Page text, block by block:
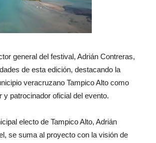
general del festival, Adrián Contreras,
de esta edición, destacando la
veracruzano Tampico Alto como
y patrocinador oficial del evento.
electo de Tampico Alto, Adrián
se suma al proyecto con la visión de